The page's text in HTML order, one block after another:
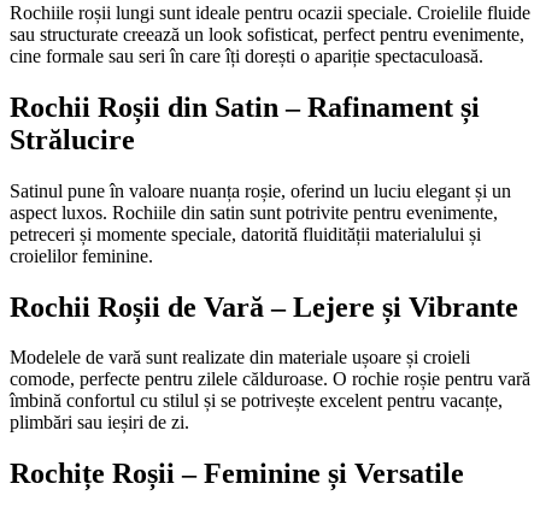
Rochiile roșii lungi sunt ideale pentru ocazii speciale. Croielile fluide
sau structurate creează un look sofisticat, perfect pentru evenimente,
cine formale sau seri în care îți dorești o apariție spectaculoasă.
Rochii Roșii din Satin – Rafinament și
Strălucire
Satinul pune în valoare nuanța roșie, oferind un luciu elegant și un
aspect luxos. Rochiile din satin sunt potrivite pentru evenimente,
petreceri și momente speciale, datorită fluidității materialului și
croielilor feminine.
Rochii Roșii de Vară – Lejere și Vibrante
Modelele de vară sunt realizate din materiale ușoare și croieli
comode, perfecte pentru zilele călduroase. O rochie roșie pentru vară
îmbină confortul cu stilul și se potrivește excelent pentru vacanțe,
plimbări sau ieșiri de zi.
Rochițe Roșii – Feminine și Versatile